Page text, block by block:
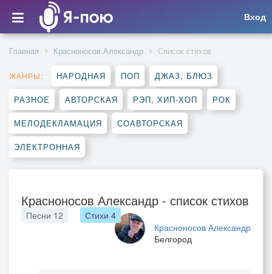
Вход
Главная Красноносов Александр Список стихов
ЖАНРЫ: НАРОДНАЯ ПОП ДЖАЗ, БЛЮЗ
РАЗНОЕ АВТОРСКАЯ РЭП, ХИП-ХОП РОК
МЕЛОДЕКЛАМАЦИЯ СОАВТОРСКАЯ
ЭЛЕКТРОННАЯ
Красноносов Александр - список стихов
Красноносов Александр
Белгород
Песни 12 Стихи 4